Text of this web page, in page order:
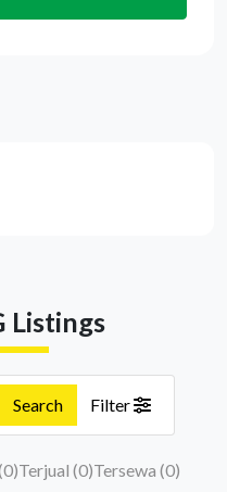
Listings
Search Filter
0)Terjual (0)Tersewa (0)